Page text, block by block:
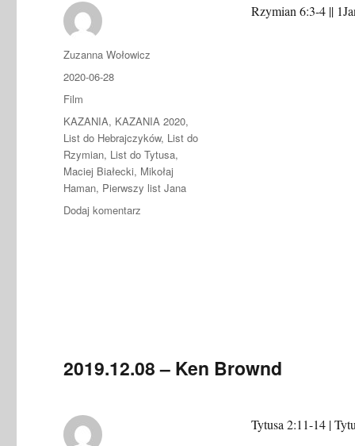
Rzymian 6:3-4 ||
Autor
Zuzanna Wołowicz
Data
publikacji
2020-06-28
Format
Film
Kategorie
KAZANIA, KAZANIA 2020,
List do Hebrajczyków, List do
Rzymian, List do Tytusa,
Maciej Białecki, Mikołaj
Haman, Pierwszy list Jana
Dodaj komentarz
2019.12.08 – Ken Brownd
Tytusa 2:11-14 |